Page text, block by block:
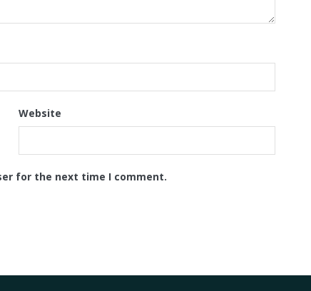
Website
for the next time I comment.